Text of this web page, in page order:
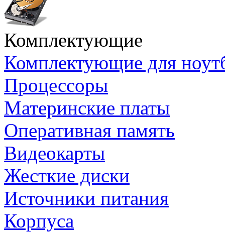
Комплектующие
Комплектующие для
Процессоры
Материнские платы
Оперативная память
Видеокарты
Жесткие диски
Источники питания
Корпуса